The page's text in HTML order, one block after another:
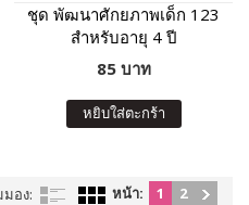
ชุด พัฒนาศักยภาพเด็ก 123
สำหรับอายุ 4 ปี
85 บาท
หยิบใส่ตะกร้า
อง: หน้า: 1 2